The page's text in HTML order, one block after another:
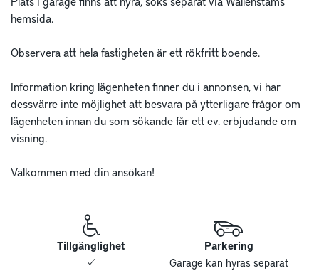
hemsida.
Observera att hela fastigheten är ett rökfritt boende.
Information kring lägenheten finner du i annonsen, vi har
dessvärre inte möjlighet att besvara på ytterligare frågor om
lägenheten innan du som sökande får ett ev. erbjudande om
visning.
Välkommen med din ansökan!
Tillgänglighet
Parkering
Garage kan hyras separat